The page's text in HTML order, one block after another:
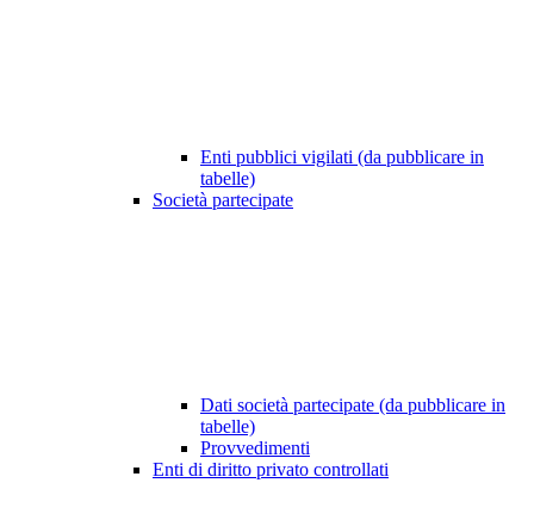
Enti pubblici vigilati (da pubblicare in
tabelle)
Società partecipate
Dati società partecipate (da pubblicare in
tabelle)
Provvedimenti
Enti di diritto privato controllati